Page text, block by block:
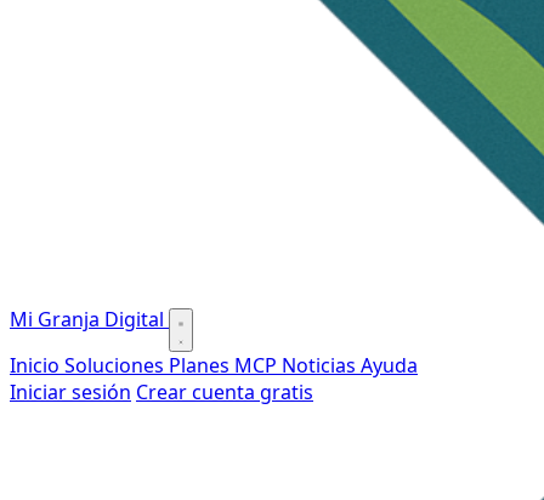
Mi Granja Digital
Inicio Soluciones Planes MCP Noticias Ayuda
Iniciar sesión Crear cuenta gratis